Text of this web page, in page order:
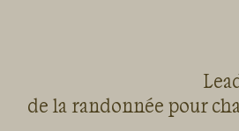
de la randonnée pour